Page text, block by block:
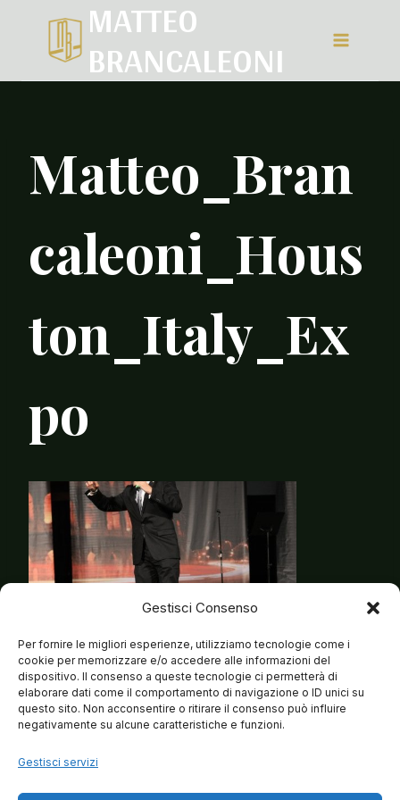
Gestisci Consenso
Per fornire le migliori esperienze, utilizziamo tecnologie come i
cookie per memorizzare e/o accedere alle informazioni del
dispositivo. Il consenso a queste tecnologie ci permetterà di
elaborare dati come il comportamento di navigazione o ID unici su
questo sito. Non acconsentire o ritirare il consenso può influire
negativamente su alcune caratteristiche e funzioni.
Gestisci servizi
MATTEO
BRANCALEONI
Matteo_Bran
caleoni_Hous
ton_Italy_Ex
po